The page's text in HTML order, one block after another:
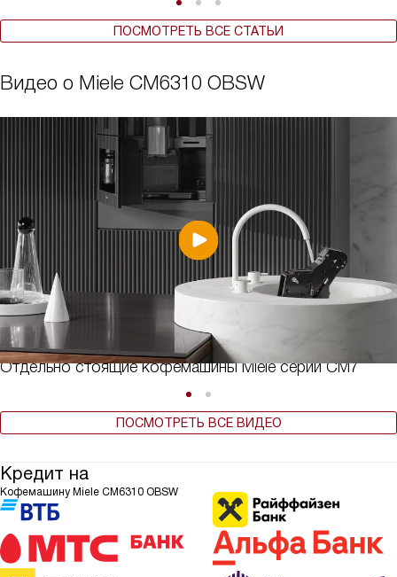
ПОСМОТРЕТЬ ВСЕ СТАТЬИ
Видео о Miele CM6310 OBSW
Отдельно стоящие кофемашины Miele серии CM7
ПОСМОТРЕТЬ ВСЕ ВИДЕО
Кредит на
Кофемашину Miele CM6310 OBSW